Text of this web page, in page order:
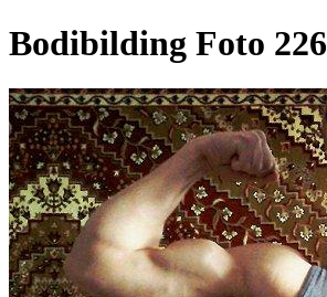
Bodibilding Foto 226